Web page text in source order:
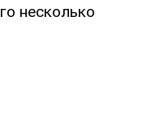
несколько